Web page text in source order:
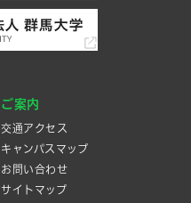
ご案内
交通アクセス
キャンパスマップ
お問い合わせ
サイトマップ